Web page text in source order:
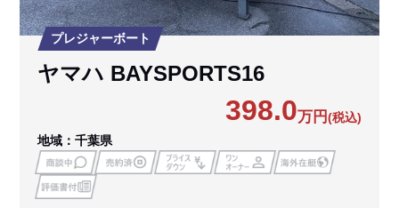
プレジャーボート
ヤマハ BAYSPORTS16
398.0万円(税込)
地域：千葉県